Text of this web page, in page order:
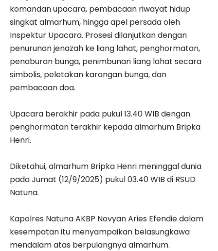
komandan upacara, pembacaan riwayat hidup
singkat almarhum, hingga apel persada oleh
Inspektur Upacara. Prosesi dilanjutkan dengan
penurunan jenazah ke liang lahat, penghormatan,
penaburan bunga, penimbunan liang lahat secara
simbolis, peletakan karangan bunga, dan
pembacaan doa.
‎Upacara berakhir pada pukul 13.40 WIB dengan
penghormatan terakhir kepada almarhum Bripka
Henri.
‎Diketahui, almarhum Bripka Henri meninggal dunia
pada Jumat (12/9/2025) pukul 03.40 WIB di RSUD
Natuna.
‎Kapolres Natuna AKBP Novyan Aries Efendie dalam
kesempatan itu menyampaikan belasungkawa
mendalam atas berpulangnya almarhum.